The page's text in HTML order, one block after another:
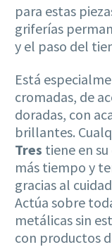
para estas
griferías
y el paso del
Está
cromadas, de
doradas, con
brillantes.
Tres tiene en
más tiempo y
gracias al
Actúa sobre
metálicas sin
con productos